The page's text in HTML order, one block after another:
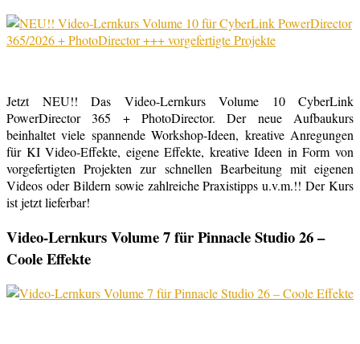
Jetzt NEU!! Das Video-Lernkurs Volume 10 CyberLink
PowerDirector 365 + PhotoDirector. Der neue Aufbaukurs
beinhaltet viele spannende Workshop-Ideen, kreative Anregungen
für KI Video-Effekte, eigene Effekte, kreative Ideen in Form von
vorgefertigten Projekten zur schnellen Bearbeitung mit eigenen
Videos oder Bildern sowie zahlreiche Praxistipps u.v.m.!! Der Kurs
ist jetzt lieferbar!
Video-Lernkurs Volume 7 für Pinnacle Studio 26 –
Coole Effekte